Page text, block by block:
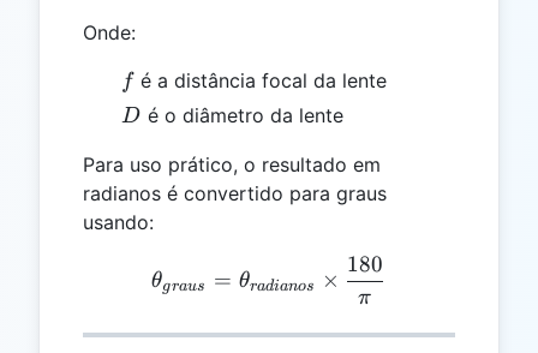
Onde:
ff é a distância focal da lente
D
D é o diâmetro da lente
Para uso prático, o resultado em
radianos é convertido para graus
usando:
θ_{graus} =
θgraus = θradianos ×
π
180